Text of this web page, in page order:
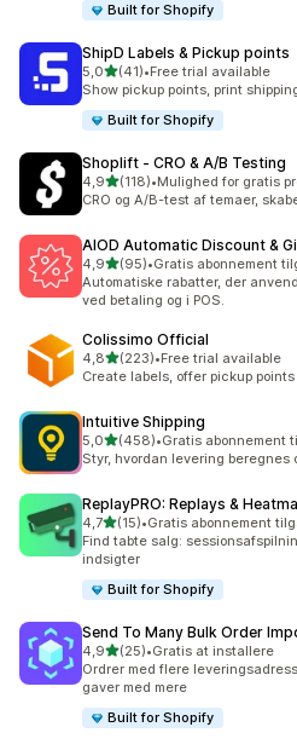
Built for Shopify
ShipD Labels & Pickup points
5,0ud af 5 stjerner
(41)
41 anmeldelser i alt
•Free trial available
Show pickup points, print
Built for Shopify
Shoplift ‑ CRO & A/B Testing
4,9ud af 5 stjerner
(118)
118 anmeldelser i alt
•Mulighed for gratis
CRO og A/B-test af temaer,
AIOD Automatic Discount &
4,9ud af 5 stjerner
(95)
95 anmeldelser i alt
•Gratis abonnement
Automatiske rabatter, der
ved betaling og i POS.
Colissimo Official
4,8ud af 5 stjerner
(223)
223 anmeldelser i alt
•Free trial available
Create labels, offer pickup
Intuitive Shipping
5,0ud af 5 stjerner
(458)
458 anmeldelser i alt
•Gratis abonnement
Styr, hvordan levering beregnes
ReplayPRO: Replays &
4,7ud af 5 stjerner
(15)
15 anmeldelser i alt
•Gratis abonnement
Find tabte salg:
indsigter
Built for Shopify
Send To Many Bulk Order
4,9ud af 5 stjerner
(25)
25 anmeldelser i alt
•Gratis at installere
Ordrer med flere
gaver med mere
Built for Shopify